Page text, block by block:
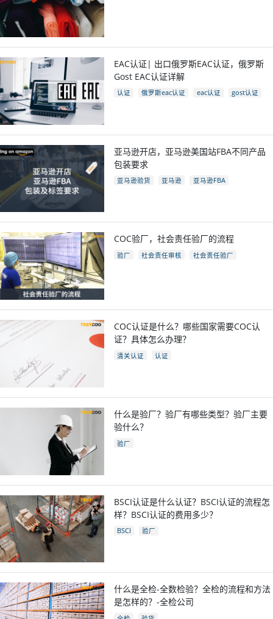
EAC认证| 出口俄罗斯EAC认证，俄罗斯
Gost EAC认证详解
认证 俄罗斯eac认证 eac认证
gost认证
亚马逊开店，亚马逊美国站FBA不同产品
包装要求
亚马逊验货 亚马逊
亚马逊FBA
COC验厂，社会责任验厂的流程
验厂 社会责任审核
社会责任验厂
COC认证是什么？哪些国家需要COC认
证？具体怎么办理？
清关认证 认证
什么是验厂？验厂有哪些类型？验厂主要
验什么？
验厂
BSCI认证是什么认证？BSCI认证的流程怎
样？BSCI认证的费用多少？
BSCI 验厂
什么是全检-全数检验？全检的流程和方法
是怎样的？-全检公司